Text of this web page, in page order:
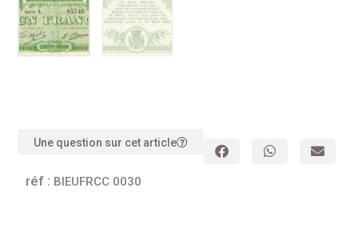
Une question sur cet article
réf : BIEUFRCC 0030